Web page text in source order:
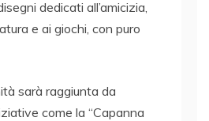
dedicati all’amicizia,
e ai giochi, con puro
sarà raggiunta da
come la “Capanna